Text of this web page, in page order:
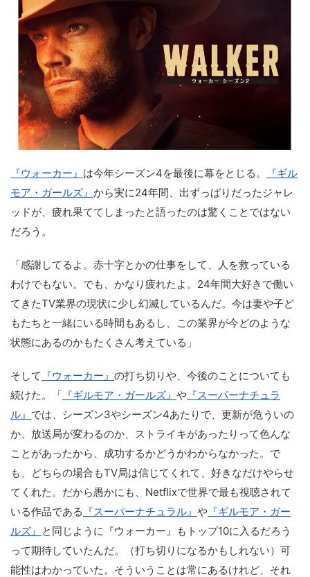
『ウォーカー』 は今年シーズン4を最後に幕をとじる。
『ギル
モア・ガールズ』 から実に24年間、出ずっぱりだったジャレ
ッドが、疲れ果ててしまったと語ったのは驚くことではない
だろう。
「感謝してるよ。赤十字とかの仕事をして、人を救っている
わけでもない。でも、かなり疲れたよ。24年間大好きで働い
てきたTV業界の現状に少し幻滅しているんだ。今は妻や子ど
もたちと一緒にいる時間もあるし、この業界が今どのような
状態にあるのかもたくさん考えている」
そして 『ウォーカー』 の打ち切りや、今後のことについても
続けた。「 『ギルモア・ガールズ』 や 『スーパーナチュラ
ル』 では、シーズン3やシーズン4あたりで、更新が危ういの
か、放送局が変わるのか、ストライキがあったりって色んな
ことがあったから、成功するかどうかわからなかった。で
も、どちらの場合もTV局は信じてくれて、好きなだけやらせ
てくれた。だから愚かにも、Netflixで世界で最も視聴されて
いる作品である 『スーパーナチュラル』 や 『ギルモア・ガー
ルズ』 と同じように『ウォーカー』もトップ10に入るだろう
って期待していたんだ。（打ち切りになるかもしれない）可
能性はわかっていた。そういうことは常にあるけれど、それ